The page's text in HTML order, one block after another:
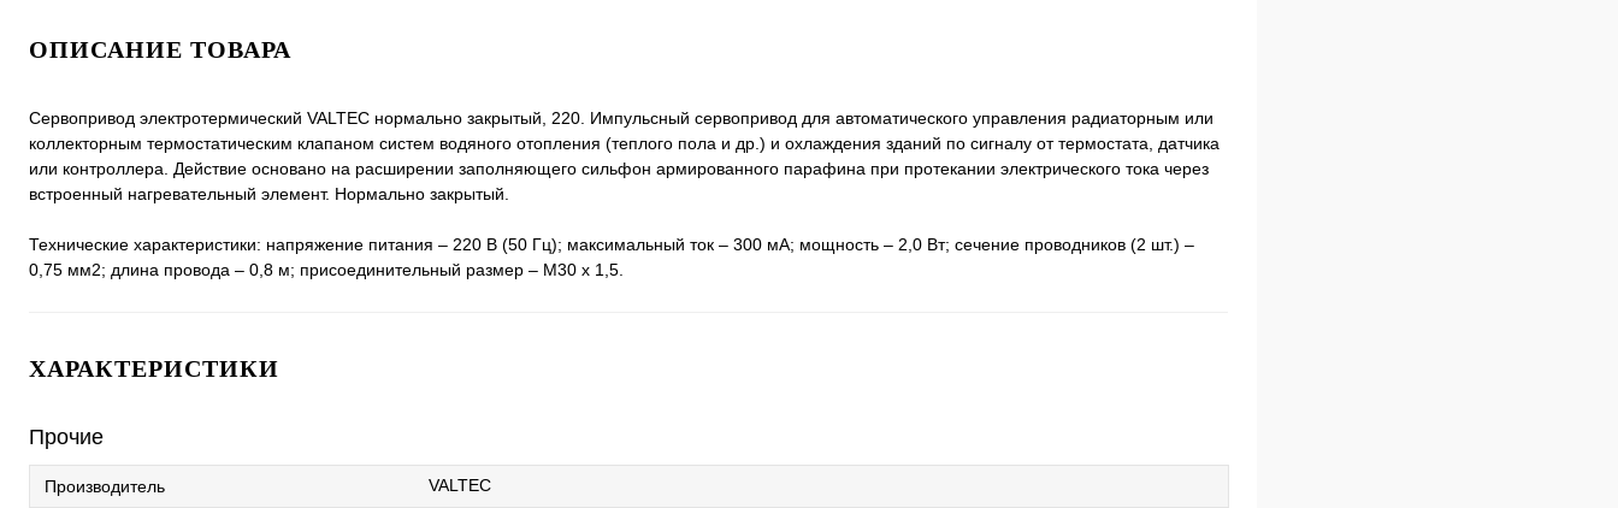
ОПИСАНИЕ ТОВАРА
Сервопривод электротермический VALTEC нормально закрытый, 220. Импульсный сервопривод для автоматического управления радиаторным или
коллекторным термостатическим клапаном систем водяного отопления (теплого пола и др.) и охлаждения зданий по сигналу от термостата, датчика
или контроллера. Действие основано на расширении заполняющего сильфон армированного парафина при протекании электрического тока через
встроенный нагревательный элемент. Нормально закрытый.
Технические характеристики: напряжение питания – 220 В (50 Гц); максимальный ток – 300 мА; мощность – 2,0 Вт; сечение проводников (2 шт.) –
0,75 мм2; длина провода – 0,8 м; присоединительный размер – М30 х 1,5.
ХАРАКТЕРИСТИКИ
Прочие
Производитель VALTEC